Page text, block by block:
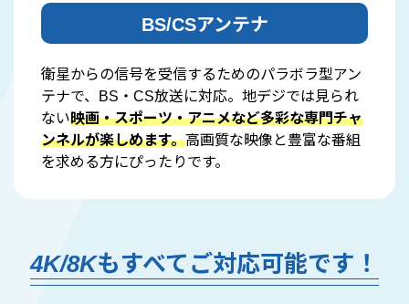
BS/CSアンテナ
衛星からの信号を受信するためのパラボラ型アン
テナで、BS・CS放送に対応。地デジでは見られ
ない映画・スポーツ・アニメなど多彩な専門チャ
ンネルが楽しめます。高画質な映像と豊富な番組
を求める方にぴったりです。
4K/8Kもすべてご対応可能です！